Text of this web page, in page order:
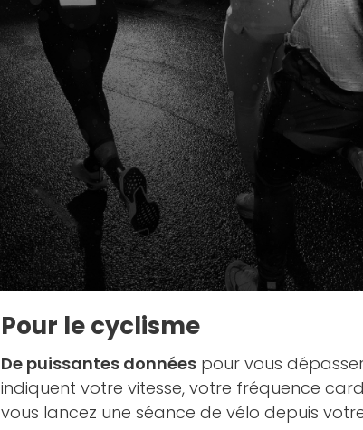
Pour le cyclisme
De puissantes données pour vous
indiquent votre vitesse, votre fréquence
vous lancez une séance de vélo depuis